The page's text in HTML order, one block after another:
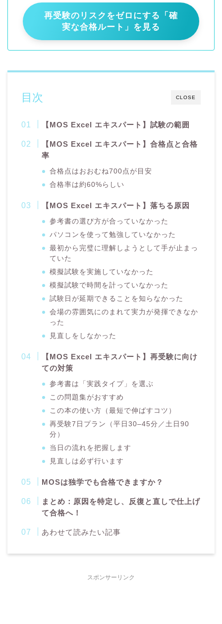
再受験のリスクをゼロにする「確
実な合格ルート」を見る
CLOSE
目次
【MOS Excel エキスパート】試験の範囲
【MOS Excel エキスパート】合格点と合格
率
合格点はおおむね700点が目安
合格率は約60%らしい
【MOS Excel エキスパート】落ちる原因
参考書の選び方が合っていなかった
パソコンを使って勉強していなかった
最初から完璧に理解しようとして手が止まっ
ていた
模擬試験を実施していなかった
模擬試験で時間を計っていなかった
試験日が延期できることを知らなかった
会場の雰囲気にのまれて実力が発揮できなか
った
見直しをしなかった
【MOS Excel エキスパート】再受験に向け
ての対策
参考書は「実践タイプ」を選ぶ
この問題集がおすすめ
この本の使い方（最短で伸ばすコツ）
再受験7日プラン（平日30–45分／土日90
分）
当日の流れを把握します
見直しは必ず行います
MOSは独学でも合格できますか？
まとめ：原因を特定し、反復と直しで仕上げ
て合格へ！
あわせて読みたい記事
スポンサーリンク